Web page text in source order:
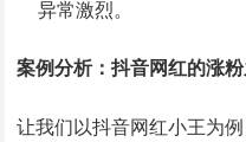
异常激烈。
案例分析：抖音网红的涨
让我们以抖音网红小王为